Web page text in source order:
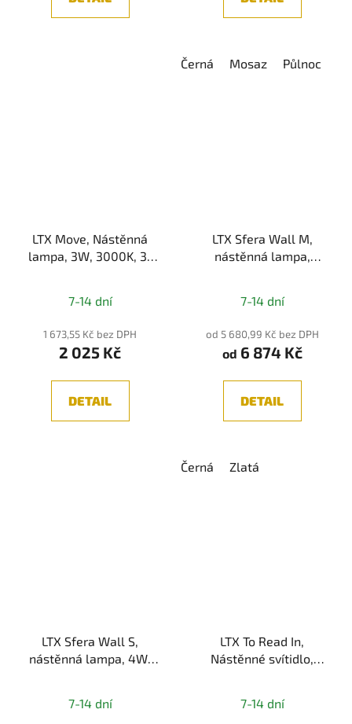
Černá Mosaz Půlnoc
LTX Move, Nástěnná
lampa, 3W, 3000K, 3-
hodnocení
produktu
je
7-14 dní
1 673,55 Kč bez DPH
2 025 Kč
DETAIL
LTX Sfera Wall M,
nástěnná lampa,
7-14 dní
od 5 680,99 Kč bez DPH
od 6 874 Kč
DETAIL
Černá Zlatá
LTX Sfera Wall S,
nástěnná lampa, 4W,
7-14 dní
LTX To Read In,
Nástěnné svítidlo,
hodnocení
7-14 dní